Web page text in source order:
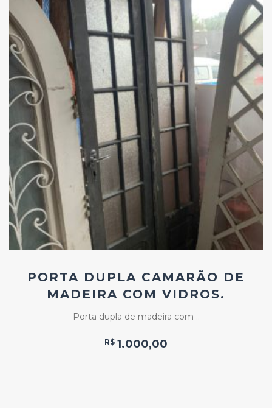
Add
ao
Favoritos
PORTA DUPLA CAMARÃO DE
MADEIRA COM VIDROS.
Porta dupla de madeira com ..
R$ 1.000,00